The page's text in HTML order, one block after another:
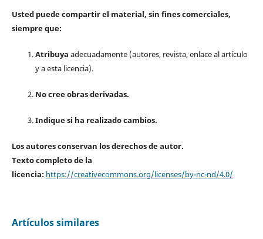
Usted puede compartir el material, sin fines comerciales,
siempre que:
Atribuya adecuadamente (autores, revista, enlace al artículo
y a esta licencia).
No cree obras derivadas.
Indique si ha realizado cambios.
Los autores conservan los derechos de autor.
Texto completo de la
licencia: https://creativecommons.org/licenses/by-nc-nd/4.0/
Artículos similares